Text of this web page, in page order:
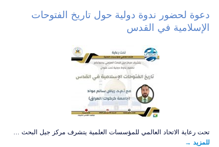
دعوة لحضور ندوة دولية حول تاريخ الفتوحات
الإسلامية في القدس
تحت رعاية الاتحاد العالمي للمؤسسات العلمية يتشرف مركز جيل البحث …
للمزيد →